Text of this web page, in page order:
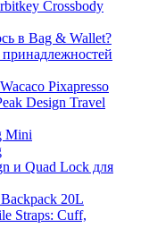
Crossbody
в Bag & Wallet?
принадлежностей
Pixapresso
Design Travel
Mini
и Quad Lock для
20L
Straps: Cuff,